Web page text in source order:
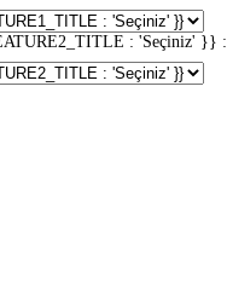
: 'Seçiniz' }} :